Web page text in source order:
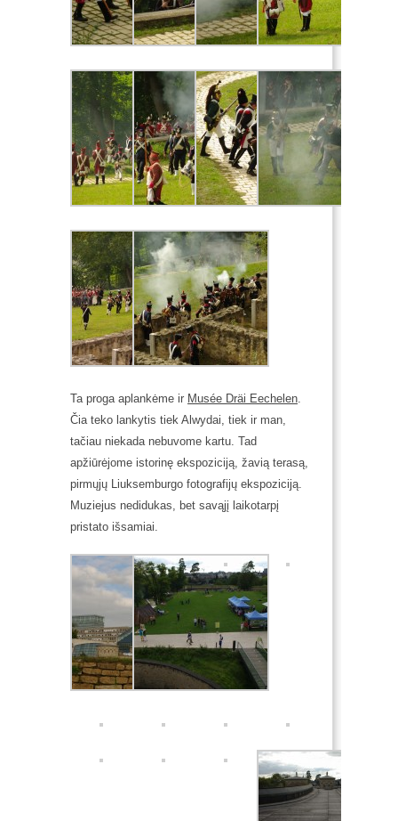
Ta proga aplankėme ir Musée Dräi Eechelen.
Čia teko lankytis tiek Alwydai, tiek ir man,
tačiau niekada nebuvome kartu. Tad
apžiūrėjome istorinę ekspoziciją, žavią terasą,
pirmųjų Liuksemburgo fotografijų ekspoziciją.
Muziejus nedidukas, bet savąjį laikotarpį
pristato išsamiai.